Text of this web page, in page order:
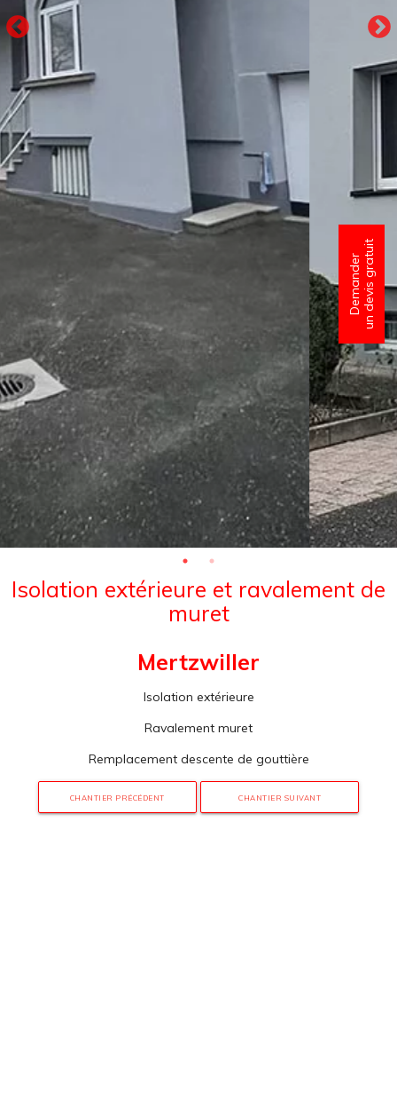
Demanderun devis gratuit
Isolation extérieure et ravalement de
muret
Mertzwiller
Isolation extérieure
Ravalement muret
Remplacement descente de gouttière
CHANTIER PRÉCÉDENT CHANTIER SUIVANT